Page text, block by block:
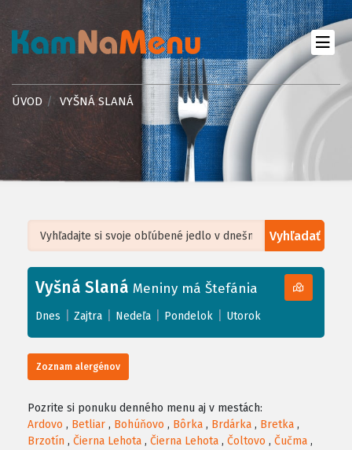
ÚVOD VYŠNÁ SLANÁ
Vyhľadať
+
−
Leaflet| ©OpenStreetMap, Tiles courtesy ofHumanitarian OpenStreetMap
Vyšná Slaná Meniny má Štefánia
Dnes Zajtra Nedeľa Pondelok Utorok
Zoznam alergénov
Pozrite si ponuku denného menu aj v mestách:
Ardovo , Betliar , Bohúňovo , Bôrka , Brdárka , Bretka ,
Brzotín , Čierna Lehota , Čierna Lehota , Čoltovo , Čučma ,